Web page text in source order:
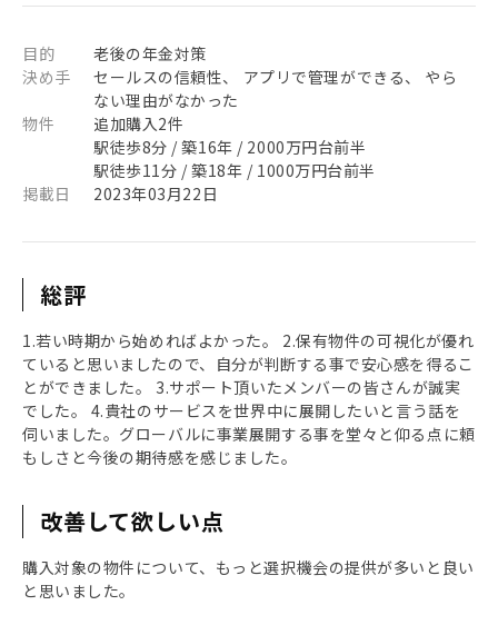
目的
老後の年金対策
決め手
セールスの信頼性、 アプリで管理ができる、 やら
ない理由がなかった
物件
追加購入2件
駅徒歩8分 / 築16年 / 2000万円台前半
駅徒歩11分 / 築18年 / 1000万円台前半
掲載日
2023年03月22日
総評
1.若い時期から始めればよかった。 2.保有物件の可視化が優れ
ていると思いましたので、自分が判断する事で安心感を得るこ
とができました。 3.サポート頂いたメンバーの皆さんが誠実
でした。 4.貴社のサービスを世界中に展開したいと言う話を
伺いました。グローバルに事業展開する事を堂々と仰る点に頼
もしさと今後の期待感を感じました。
改善して欲しい点
購入対象の物件について、もっと選択機会の提供が多いと良い
と思いました。